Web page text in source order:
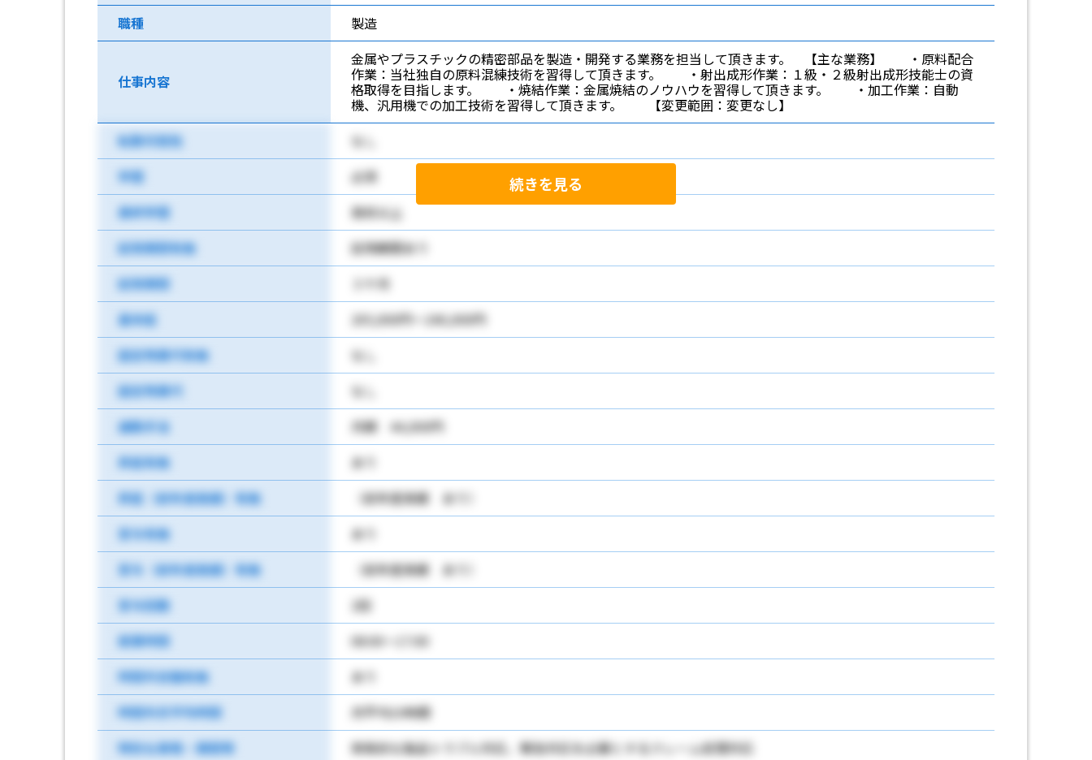
職種
製造
仕事内容
金属やプラスチックの精密部品を製造・開発する業務を担当して頂きます。 【主な業務】 ・原料配合
作業：当社独自の原料混練技術を習得して頂きます。 ・射出成形作業：１級・２級射出成形技能士の資
格取得を目指します。 ・焼結作業：金属焼結のノウハウを習得して頂きます。 ・加工作業：自動
機、汎用機での加工技術を習得して頂きます。 【変更範囲：変更なし】
転勤可能性
なし
学歴
必須
最終学歴
高校以上
試用期間有無
試用期間あり
試用期間
３ケ月
基本給
205,000円～240,000円
固定残業代有無
なし
固定残業代
なし
通勤手当
月額 44,000円
昇給有無
あり
昇給（前年度実績）有無
（前年度実績 あり）
賞与有無
あり
賞与（前年度実績）有無
（前年度実績 あり）
賞与回数
2回
就業時間
08:00～17:00
時間外労働有無
あり
時間外月平均時間
月平均10時間
特別な事情・期間等
突発的な製品トラブル対応、緊急対応を必要とするクレーム処理対応
続きを見る